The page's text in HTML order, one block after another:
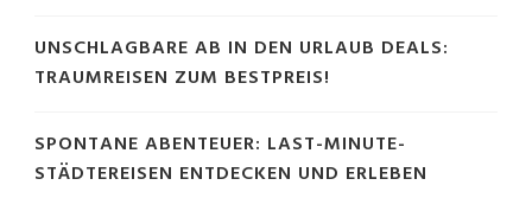
UNSCHLAGBARE AB IN DEN URLAUB DEALS:
TRAUMREISEN ZUM BESTPREIS!
SPONTANE ABENTEUER: LAST-MINUTE-
STÄDTEREISEN ENTDECKEN UND ERLEBEN